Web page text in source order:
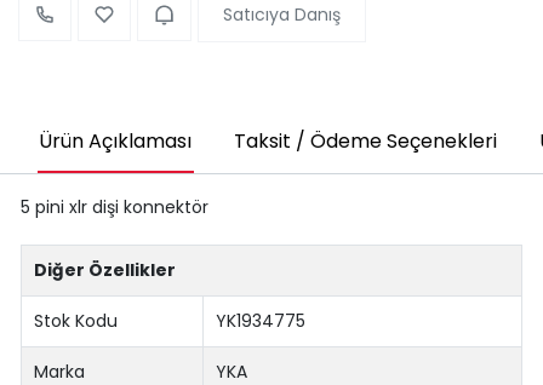
Satıcıya Danış
Ürün Açıklaması Taksit / Ödeme Seçenekleri
5 pini xlr dişi konnektör
Diğer Özellikler
Stok Kodu YK1934775
Marka YKA